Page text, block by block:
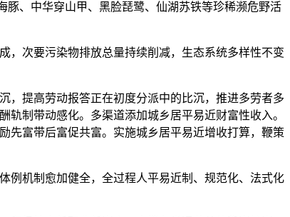
豚、中华穿山甲、黑脸琵鹭、仙湖苏铁等珍稀濒危野活
次要污染物排放总量持续削减，生态系统多样性不变
提高劳动报答正在初度分派中的比沉，推进多劳者多
制带动感化。多渠道添加城乡居平易近财富性收入。
先富带后富促共富。实施城乡居平易近增收打算，鞭策
机制愈加健全，全过程人平易近制、规范化、法式化